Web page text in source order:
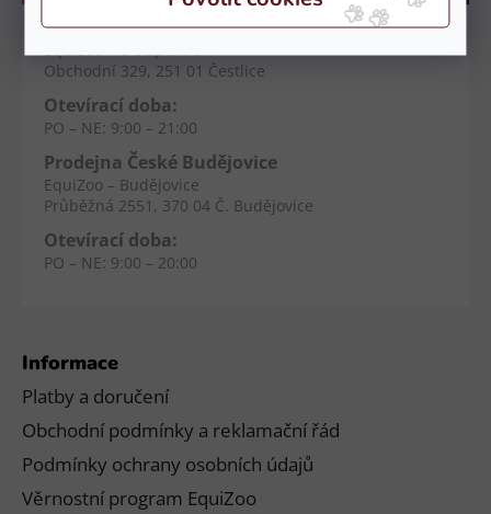
Informace
Platby a doručení
Obchodní podmínky a reklamační řád
Podmínky ochrany osobních údajů
Věrnostní program EquiZoo
Prodejna Čestlice
Obchodní 329, 251 01 Čestlice
Otevírací doba:
PO – NE: 9:00 – 21:00
Prodejna České Budějovice
EquiZoo – Budějovice
Průběžná 2551, 370 04 Č. Budějovice
Otevírací doba:
PO – NE: 9:00 – 20:00